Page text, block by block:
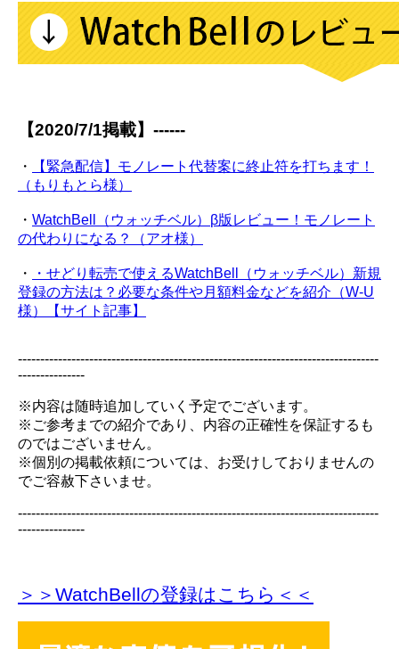
【2020/7/1掲載】------
・
【緊急配信】モノレート代替案に終止符を打ちます！
（もりもとら様）
・ WatchBell（ウォッチベル）β版レビュー！モノレート
の代わりになる？（アオ様）
・
・せどり転売で使えるWatchBell（ウォッチベル）新規
登録の方法は？必要な条件や月額料金などを紹介（W-U
様）【サイト記事】
---------------------------------------------------------------------------------
---------------
※内容は随時追加していく予定でございます。
※ご参考までの紹介であり、内容の正確性を保証するも
のではございません。
※個別の掲載依頼については、お受けしておりませんの
でご容赦下さいませ。
---------------------------------------------------------------------------------
---------------
＞＞WatchBellの登録はこちら＜＜